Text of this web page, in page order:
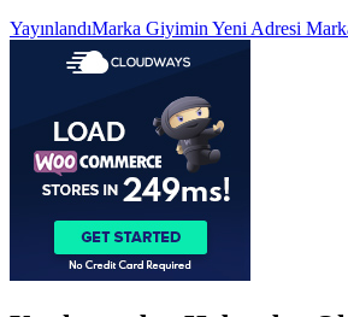
Yazı
gezinmesi
YayınlandıMarka Giyimin Yeni Adresi